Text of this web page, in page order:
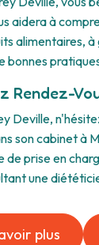
aidera à
alimentaires,
bonnes
Rendez-
Deville,
son cabinet à
prise en
une
plus